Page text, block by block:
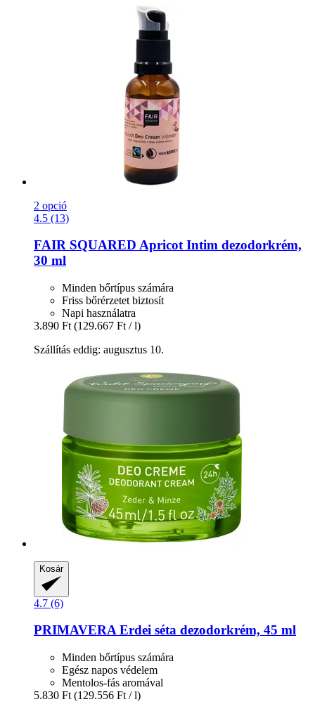
2 opció
4.5 (13)
FAIR SQUARED Apricot Intim dezodorkrém,
30 ml
Minden bőrtípus számára
Friss bőrérzetet biztosít
Napi használatra
3.890 Ft (129.667 Ft / l)
Szállítás eddig: augusztus 10.
Kosár
4.7 (6)
PRIMAVERAErdei séta dezodorkrém, 45 ml
Minden bőrtípus számára
Egész napos védelem
Mentolos-fás aromával
5.830 Ft (129.556 Ft / l)